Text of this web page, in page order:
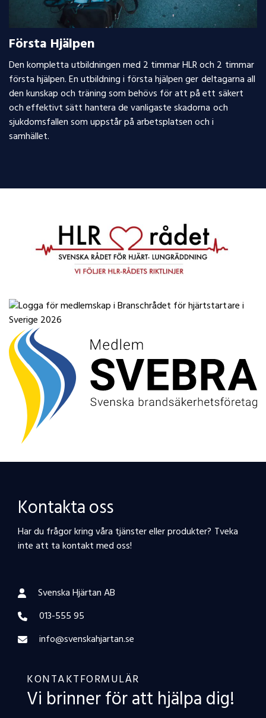
Första Hjälpen
Den kompletta utbildningen med 2 timmar HLR och 2 timmar
första hjälpen. En utbildning i första hjälpen ger deltagarna all
den kunskap och träning som behövs för att på ett säkert
och effektivt sätt hantera de vanligaste skadorna och
sjukdomsfallen som uppstår på arbetsplatsen och i
samhället.
KONTAKTFORMULÄR
Vi brinner för att hjälpa dig!
Kontakta oss
Har du frågor kring våra tjänster eller produkter? Tveka
inte att ta kontakt med oss!
Svenska Hjärtan AB
013-555 95
info@svenskahjartan.se